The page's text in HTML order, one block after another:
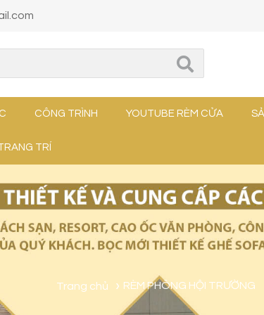
CÔNG TRÌNH YOUTUBE RÈM CỬA
TRÍ
Trang chủ RÈM PHÔNG HỘI TRƯỜNG